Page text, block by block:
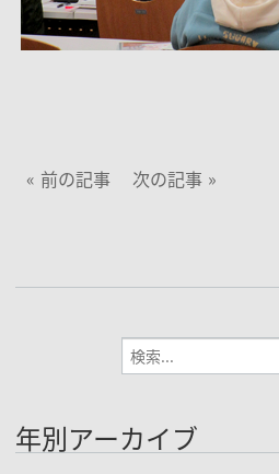
前の記事 次の記事
年別アーカイブ